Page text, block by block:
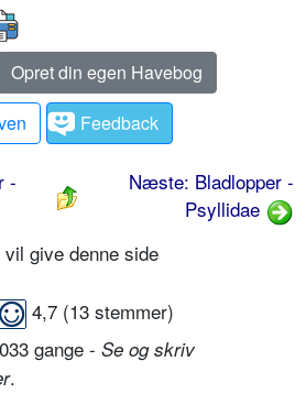
Opret din egen Havebog
Feedback
-
Næste: Bladlopper -
Psyllidae
give denne side
4,7 (13 stemmer)
gange - Se og skriv
.